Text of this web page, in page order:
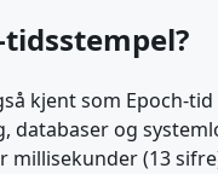
kjent som Epoch-
databaser og
millisekunder (13